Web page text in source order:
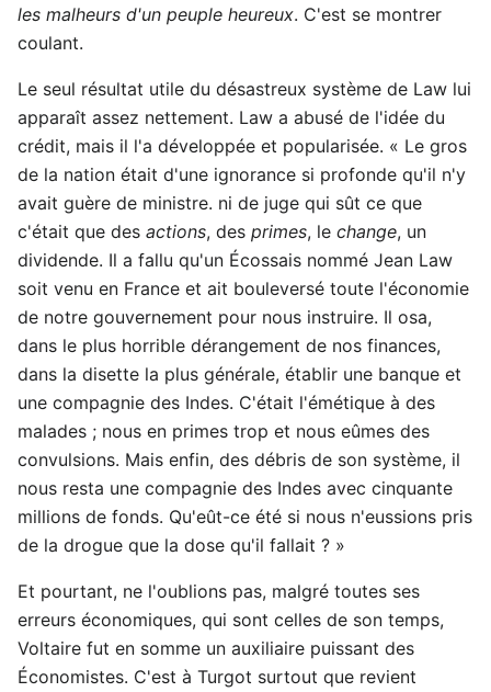
les malheurs d'un peuple heureux. C'est se montrer
coulant.
Le seul résultat utile du désastreux système de Law lui
apparaît assez nettement. Law a abusé de l'idée du
crédit, mais il l'a développée et popularisée. « Le gros
de la nation était d'une ignorance si profonde qu'il n'y
avait guère de ministre. ni de juge qui sût ce que
c'était que des actions, des primes, le change, un
dividende. Il a fallu qu'un Écossais nommé Jean Law
soit venu en France et ait bouleversé toute l'économie
de notre gouvernement pour nous instruire. Il osa,
dans le plus horrible dérangement de nos finances,
dans la disette la plus générale, établir une banque et
une compagnie des Indes. C'était l'émétique à des
malades ; nous en primes trop et nous eûmes des
convulsions. Mais enfin, des débris de son système, il
nous resta une compagnie des Indes avec cinquante
millions de fonds. Qu'eût-ce été si nous n'eussions pris
de la drogue que la dose qu'il fallait ? »
Et pourtant, ne l'oublions pas, malgré toutes ses
erreurs économiques, qui sont celles de son temps,
Voltaire fut en somme un auxiliaire puissant des
Économistes. C'est à Turgot surtout que revient